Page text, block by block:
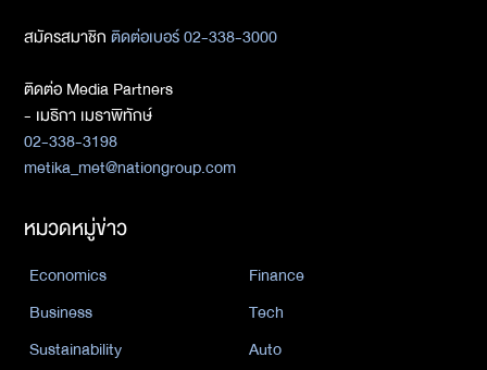
สมัครสมาชิกติดต่อเบอร์ 02-338-3000
ติดต่อ Media Partners
- เมธิกา เมธาพิทักษ์
02-338-3198
metika_met@nationgroup.com
หมวดหมู่ข่าว
Economics
Finance
Business
Tech
Sustainability
Auto